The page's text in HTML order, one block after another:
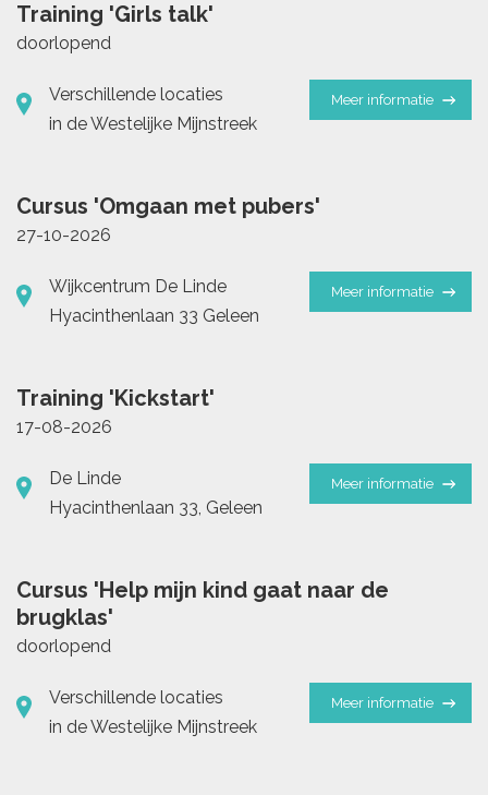
Training 'Girls talk'
doorlopend
Verschillende locaties
in de Westelijke Mijnstreek
Meer informatie
Cursus 'Omgaan met pubers'
27-10-2026
Wijkcentrum De Linde
Hyacinthenlaan 33 Geleen
Meer informatie
Training 'Kickstart'
17-08-2026
De Linde
Hyacinthenlaan 33, Geleen
Meer informatie
Cursus 'Help mijn kind gaat naar de
brugklas'
doorlopend
Verschillende locaties
in de Westelijke Mijnstreek
Meer informatie